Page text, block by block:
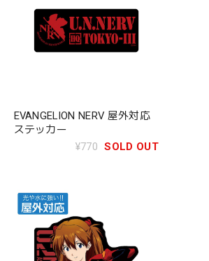
EVANGELION NERV 屋外対応
ステッカー
¥770 SOLD OUT